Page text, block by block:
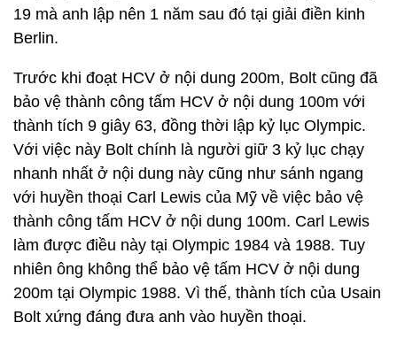
19 mà anh lập nên 1 năm sau đó tại giải điền kinh
Berlin.
Trước khi đoạt HCV ở nội dung 200m, Bolt cũng đã
bảo vệ thành công tấm HCV ở nội dung 100m với
thành tích 9 giây 63, đồng thời lập kỷ lục Olympic.
Với việc này Bolt chính là người giữ 3 kỷ lục chạy
nhanh nhất ở nội dung này cũng như sánh ngang
với huyền thoại Carl Lewis của Mỹ về việc bảo vệ
thành công tấm HCV ở nội dung 100m. Carl Lewis
làm được điều này tại Olympic 1984 và 1988. Tuy
nhiên ông không thể bảo vệ tấm HCV ở nội dung
200m tại Olympic 1988. Vì thế, thành tích của Usain
Bolt xứng đáng đưa anh vào huyền thoại.